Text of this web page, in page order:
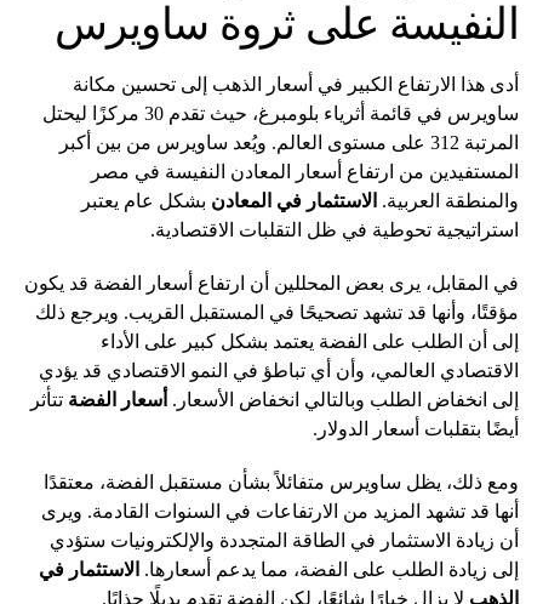
النفيسة على ثروة ساويرس
أدى هذا الارتفاع الكبير في أسعار الذهب إلى تحسين مكانة
ساويرس في قائمة أثرياء بلومبرغ، حيث تقدم 30 مركزًا ليحتل
المرتبة 312 على مستوى العالم. ويُعد ساويرس من بين أكبر
المستفيدين من ارتفاع أسعار المعادن النفيسة في مصر
والمنطقة العربية. الاستثمار في المعادن بشكل عام يعتبر
استراتيجية تحوطية في ظل التقلبات الاقتصادية.
في المقابل، يرى بعض المحللين أن ارتفاع أسعار الفضة قد يكون
مؤقتًا، وأنها قد تشهد تصحيحًا في المستقبل القريب. ويرجع ذلك
إلى أن الطلب على الفضة يعتمد بشكل كبير على الأداء
الاقتصادي العالمي، وأن أي تباطؤ في النمو الاقتصادي قد يؤدي
إلى انخفاض الطلب وبالتالي انخفاض الأسعار. أسعار الفضة تتأثر
أيضًا بتقلبات أسعار الدولار.
ومع ذلك، يظل ساويرس متفائلاً بشأن مستقبل الفضة، معتقدًا
أنها قد تشهد المزيد من الارتفاعات في السنوات القادمة. ويرى
أن زيادة الاستثمار في الطاقة المتجددة والإلكترونيات ستؤدي
إلى زيادة الطلب على الفضة، مما يدعم أسعارها. الاستثمار في
الذهب لا يزال خيارًا شائعًا، لكن الفضة تقدم بديلًا جذابًا.